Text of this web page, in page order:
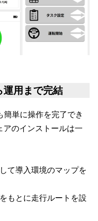
運用まで完結
単に操作を完了でき
アのインストールは一
て導入環境のマップを
もとに走行ルートを設